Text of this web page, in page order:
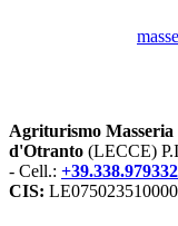
Agriturismo Masseria
d'Otranto (LECCE)
- Cell.:
CIS: